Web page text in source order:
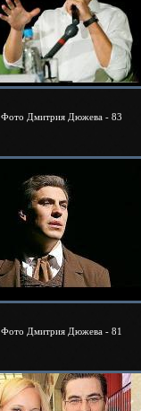
Фото Дмитрия Дюжева - 83
Фото Дмитрия Дюжева - 81